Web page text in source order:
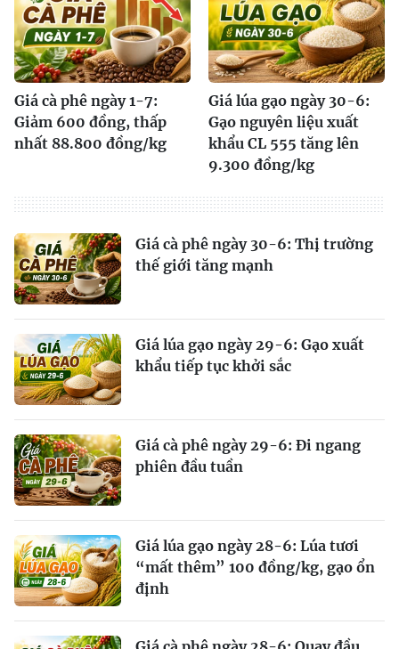
Giá cà phê ngày 1-7:
Giảm 600 đồng, thấp
nhất 88.800 đồng/kg
Giá lúa gạo ngày 30-6:
Gạo nguyên liệu xuất
khẩu CL 555 tăng lên
9.300 đồng/kg
Giá cà phê ngày 30-6: Thị trường
thế giới tăng mạnh
Giá lúa gạo ngày 29-6: Gạo xuất
khẩu tiếp tục khởi sắc
Giá cà phê ngày 29-6: Đi ngang
phiên đầu tuần
Giá lúa gạo ngày 28-6: Lúa tươi
“mất thêm” 100 đồng/kg, gạo ổn
định